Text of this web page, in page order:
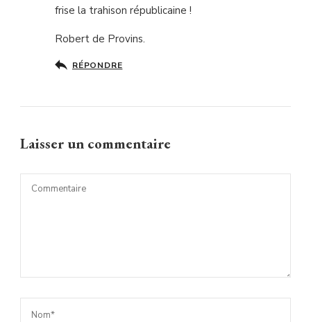
frise la trahison républicaine !
Robert de Provins.
RÉPONDRE
Laisser un commentaire